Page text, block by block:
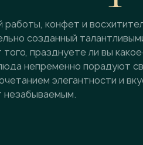
конфет и
созданный
празднуете ли вы
непременно порадуют
элегантности и
незабываемым.